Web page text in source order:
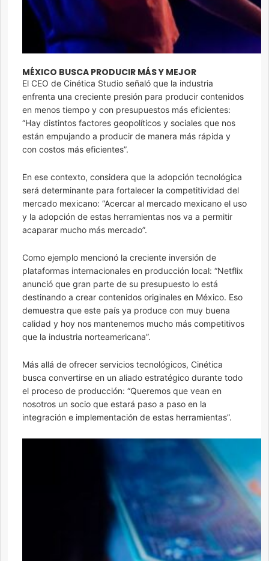
MÉXICO BUSCA PRODUCIR MÁS Y MEJOR
El CEO de Cinética Studio señaló que la industria
enfrenta una creciente presión para producir contenidos
en menos tiempo y con presupuestos más eficientes:
“Hay distintos factores geopolíticos y sociales que nos
están empujando a producir de manera más rápida y
con costos más eficientes”.
En ese contexto, considera que la adopción tecnológica
será determinante para fortalecer la competitividad del
mercado mexicano: “Acercar al mercado mexicano el uso
y la adopción de estas herramientas nos va a permitir
acaparar mucho más mercado”.
Como ejemplo mencionó la creciente inversión de
plataformas internacionales en producción local: “Netflix
anunció que gran parte de su presupuesto lo está
destinando a crear contenidos originales en México. Eso
demuestra que este país ya produce con muy buena
calidad y hoy nos mantenemos mucho más competitivos
que la industria norteamericana”.
Más allá de ofrecer servicios tecnológicos, Cinética
busca convertirse en un aliado estratégico durante todo
el proceso de producción: “Queremos que vean en
nosotros un socio que estará paso a paso en la
integración e implementación de estas herramientas”.